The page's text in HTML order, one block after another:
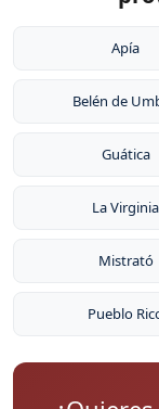
Apía
Belén de
Guática
La Virginia
Mistrató
Pueblo